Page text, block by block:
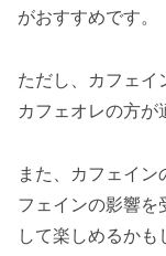
がおすすめです。
ただし、カフェイ
カフェオレの方が
また、カフェイ
フェインの影響を
して楽しめるかも